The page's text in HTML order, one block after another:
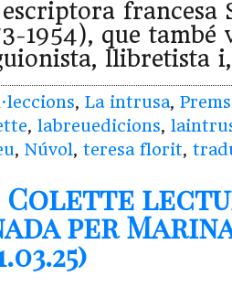
francesa
1954), que també
llibretista
, La intrusa,
, labreuedicions,
, Núvol, teresa florit,
Colette
per